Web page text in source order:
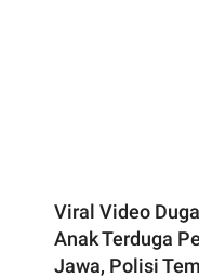
Viral Video
Anak Terduga
Jawa, Polisi